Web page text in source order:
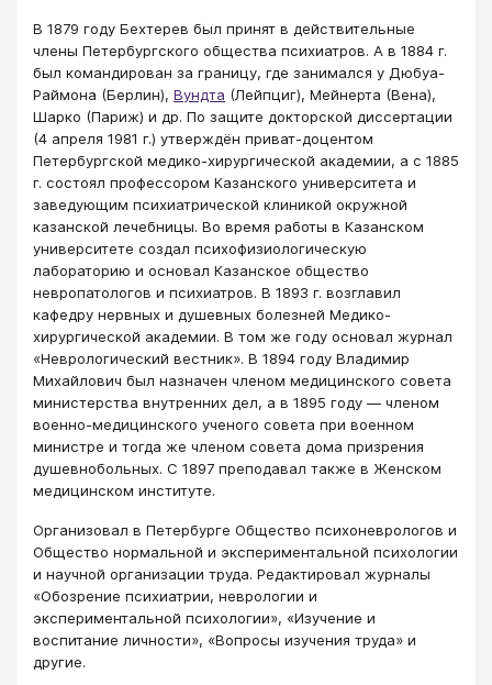
В 1879 году Бехтерев был принят в действительные
члены Петербургского общества психиатров. А в 1884 г.
был командирован за границу, где занимался у Дюбуа-
Раймона (Берлин), Вундта (Лейпциг), Мейнерта (Вена),
Шарко (Париж) и др. По защите докторской диссертации
(4 апреля 1981 г.) утверждён приват-доцентом
Петербургской медико-хирургической академии, а с 1885
г. состоял профессором Казанского университета и
заведующим психиатрической клиникой окружной
казанской лечебницы. Во время работы в Казанском
университете создал психофизиологическую
лабораторию и основал Казанское общество
невропатологов и психиатров. В 1893 г. возглавил
кафедру нервных и душевных болезней Медико-
хирургической академии. В том же году основал журнал
«Неврологический вестник». В 1894 году Владимир
Михайлович был назначен членом медицинского совета
министерства внутренних дел, а в 1895 году — членом
военно-медицинского ученого совета при военном
министре и тогда же членом совета дома призрения
душевнобольных. С 1897 преподавал также в Женском
медицинском институте.
Организовал в Петербурге Общество психоневрологов и
Общество нормальной и экспериментальной психологии
и научной организации труда. Редактировал журналы
«Обозрение психиатрии, неврологии и
экспериментальной психологии», «Изучение и
воспитание личности», «Вопросы изучения труда» и
другие.